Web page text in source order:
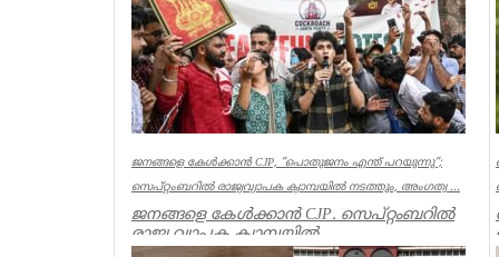
ജനങ്ങളെ കേൾക്കാൻ CJP, ”പൊതുജനം എന്ത് പറയുന്നു”;
സെപ്റ്റംബറിൽ രാജ്യവ്യാപക ക്യാമ്പയിൽ നടത്തും, അംഗത്വ ...
ജനങ്ങളെ കേൾക്കാൻ CJP. സെപ്റ്റംബറിൽ
രാജ്യ വ്യാപക ക്യാമ്പയിൽ
നടത്തും.”പൊതുജനം എന്ത് പറയുന്നു” എന്ന